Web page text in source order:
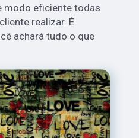
modo eficiente todas
realizar. É
achará tudo o que